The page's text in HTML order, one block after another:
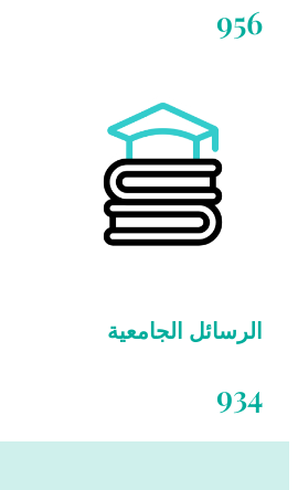
956
الرسائل الجامعية
934